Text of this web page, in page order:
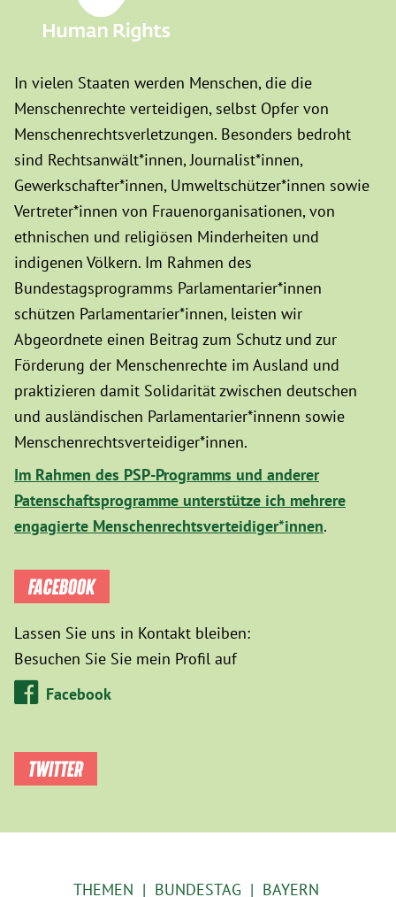
In vielen Staaten werden Menschen, die die
Menschenrechte verteidigen, selbst Opfer von
Menschenrechtsverletzungen. Besonders bedroht
sind Rechtsanwält*innen, Journalist*innen,
Gewerkschafter*innen, Umweltschützer*innen sowie
Vertreter*innen von Frauenorganisationen, von
ethnischen und religiösen Minderheiten und
indigenen Völkern. Im Rahmen des
Bundestagsprogramms Parlamentarier*innen
schützen Parlamentarier*innen, leisten wir
Abgeordnete einen Beitrag zum Schutz und zur
Förderung der Menschenrechte im Ausland und
praktizieren damit Solidarität zwischen deutschen
und ausländischen Parlamentarier*innenn sowie
Menschenrechtsverteidiger*innen.
Im Rahmen des PSP-Programms und anderer
Patenschaftsprogramme unterstütze ich mehrere
engagierte Menschenrechtsverteidiger*innen.
FACEBOOK
Lassen Sie uns in Kontakt bleiben:
Besuchen Sie Sie mein Profil auf
Facebook
TWITTER
THEMEN BUNDESTAG BAYERN